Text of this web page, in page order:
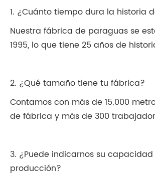
1. ¿Cuánto tiempo dura la historia
Nuestra fábrica de paraguas se
1995, lo que tiene 25 años de
2. ¿Qué tamaño tiene tu fábrica?
Contamos con más de 15.000
de fábrica y más de 300
3. ¿Puede indicarnos su
producción?